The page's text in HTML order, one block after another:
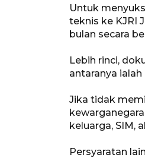
Untuk
teknis ke KJRI
bulan secara
Lebih rinci,
antaranya
Jika tidak
keluarga, SIM,
Persyaratan